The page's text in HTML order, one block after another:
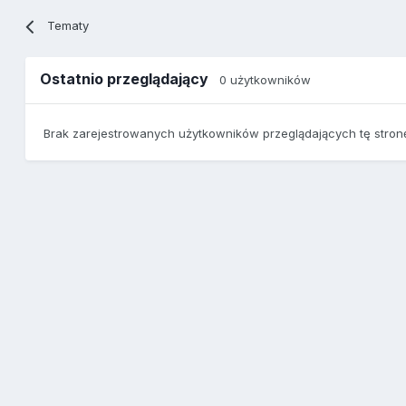
Tematy
Ostatnio przeglądający0 użytkowników
Brak zarejestrowanych użytkowników przeglądających tę